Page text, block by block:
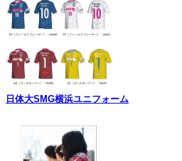
日体大SMG横浜ユニフォーム